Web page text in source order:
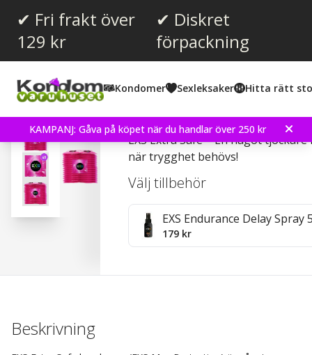
✔ Fri frakt över
129 kr
✔ Diskret
förpackning
Kondomer Sexleksaker Hitta rätt
KAMPANJ: Gåva på köpet när du handlar över 250 kr
Recensioner (5)
EXS Extra Safe 48 st
EXS Extra Safe – En något
när trygghet behövs!
Välj tillbehör
EXS Endurance Delay Spray
179 kr
Beskrivning